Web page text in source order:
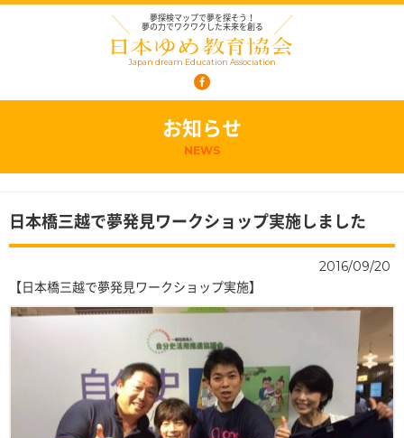
夢探検マップで夢を探そう！
夢の力でワクワクした未来を創る
Japan dream Education Association
お知らせ
NEWS
日本橋三越で夢発見ワークショップ実施しました
2016/09/20
【日本橋三越で夢発見ワークショップ実施】